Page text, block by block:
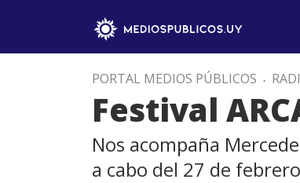
PORTAL MEDIOS PÚBLICOS .
Festival
Nos acompaña
a cabo del 27 de